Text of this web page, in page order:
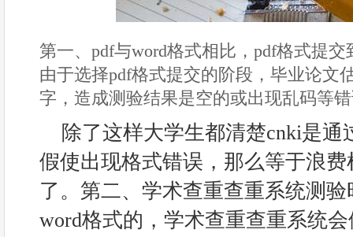
第一、pdf与word格式相比，pdf格式提
由于选择pdf格式提交的阶段，毕业论文
字，造成测验结果是空的或出现乱码等
除了这样大学生都清楚cnki是
假使出现格式错误，那么等于浪
了。第二、学术查重查重系统测
word格式的，学术查重查重系统